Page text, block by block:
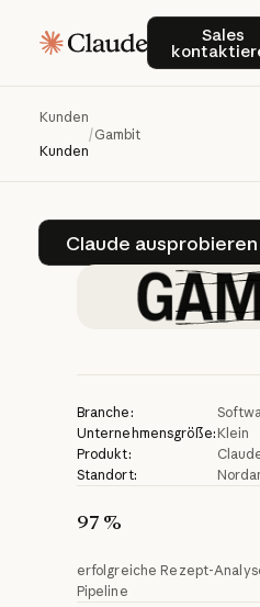
Sales
Kunden
Kunden
/Gambit
Gambit
entwickelt
Claude
Echtzeit-
Claude ausprobieren
Claude
Branche:
Unternehmensgröße: Klein
Produkt:
Standort:
97 %
erfolgreiche Rezept-
Pipeline